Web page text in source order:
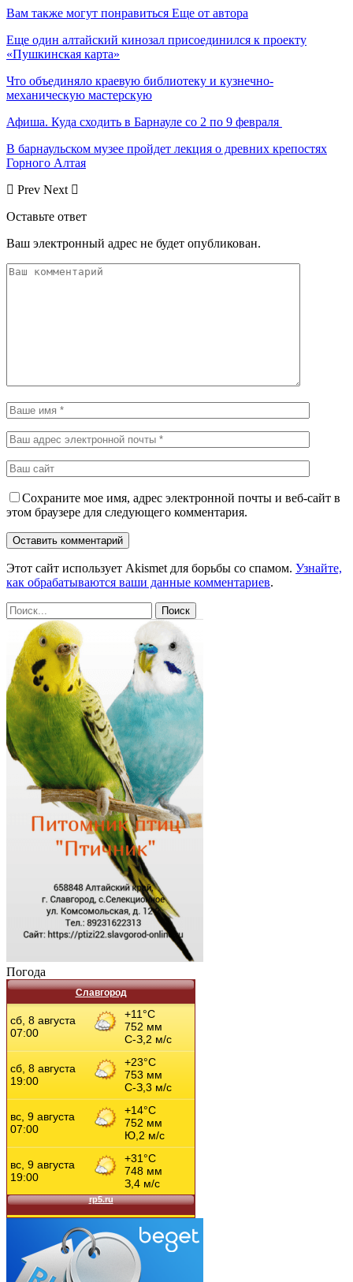
Вам также могут понравиться Еще от автора
Еще один алтайский кинозал присоединился к проекту
«Пушкинская карта»
Что объединяло краевую библиотеку и кузнечно-
механическую мастерскую
Афиша. Куда сходить в Барнауле со 2 по 9 февраля
В барнаульском музее пройдет лекция о древних крепостях
Горного Алтая
Prev Next
Оставьте ответ
Ваш электронный адрес не будет опубликован.
Сохраните мое имя, адрес электронной почты и веб-сайт в
этом браузере для следующего комментария.
Этот сайт использует Akismet для борьбы со спамом. Узнайте,
как обрабатываются ваши данные комментариев.
Погода
Славгород